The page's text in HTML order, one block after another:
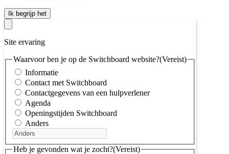
Ik begrijp het
Site ervaring
Waarvoor ben je op de Switchboard website?(Vereist)
Informatie
Contact met Switchboard
Contactgegevens van een hulpverlener
Agenda
Openingstijden Switchboard
Anders
Heb je gevonden wat je zocht?(Vereist)